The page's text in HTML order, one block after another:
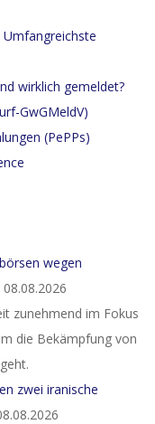
Umfangreichste
wirklich gemeldet?
GwGMeldV)
(PePPs)
wegen
08.08.2026
zunehmend im Fokus
die Bekämpfung von
zwei iranische